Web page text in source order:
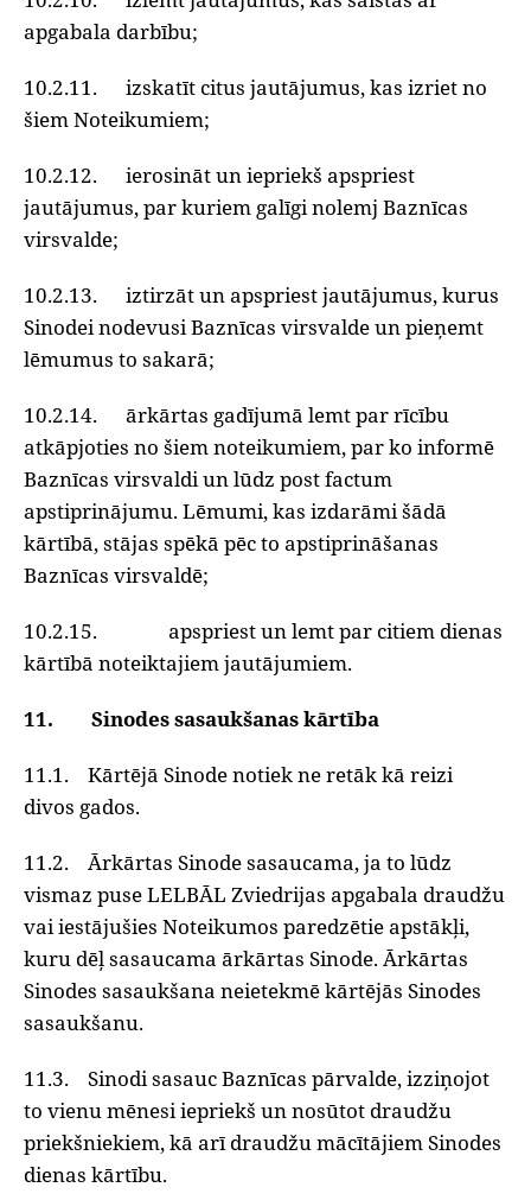
apgabala darbību;
10.2.11. izskatīt citus jautājumus, kas izriet no
šiem Noteikumiem;
10.2.12. ierosināt un iepriekš apspriest
jautājumus, par kuriem galīgi nolemj Baznīcas
virsvalde;
10.2.13. iztirzāt un apspriest jautājumus, kurus
Sinodei nodevusi Baznīcas virsvalde un pieņemt
lēmumus to sakarā;
10.2.14. ārkārtas gadījumā lemt par rīcību
atkāpjoties no šiem noteikumiem, par ko informē
Baznīcas virsvaldi un lūdz post factum
apstiprinājumu. Lēmumi, kas izdarāmi šādā
kārtībā, stājas spēkā pēc to apstiprināšanas
Baznīcas virsvaldē;
10.2.15. apspriest un lemt par citiem dienas
kārtībā noteiktajiem jautājumiem.
11. Sinodes sasaukšanas kārtība
11.1. Kārtējā Sinode notiek ne retāk kā reizi
divos gados.
11.2. Ārkārtas Sinode sasaucama, ja to lūdz
vismaz puse LELBĀL Zviedrijas apgabala draudžu
vai iestājušies Noteikumos paredzētie apstākļi,
kuru dēļ sasaucama ārkārtas Sinode. Ārkārtas
Sinodes sasaukšana neietekmē kārtējās Sinodes
sasaukšanu.
11.3. Sinodi sasauc Baznīcas pārvalde, izziņojot
to vienu mēnesi iepriekš un nosūtot draudžu
priekšniekiem, kā arī draudžu mācītājiem Sinodes
dienas kārtību.